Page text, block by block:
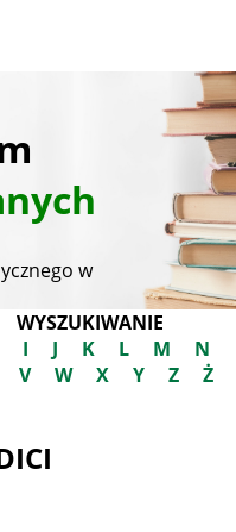
w
WYSZUKIWANIE
I J K L M
N
V W X Y Z Ż